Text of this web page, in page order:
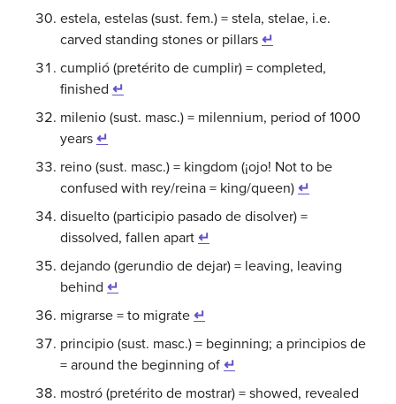
estela, estelas (sust. fem.) = stela, stelae, i.e.
carved standing stones or pillars ↵
cumplió (pretérito de cumplir) = completed,
finished ↵
milenio (sust. masc.) = milennium, period of 1000
years ↵
reino (sust. masc.) = kingdom (¡ojo! Not to be
confused with rey/reina = king/queen) ↵
disuelto (participio pasado de disolver) =
dissolved, fallen apart ↵
dejando (gerundio de dejar) = leaving, leaving
behind ↵
migrarse = to migrate ↵
principio (sust. masc.) = beginning; a principios de
= around the beginning of ↵
mostró (pretérito de mostrar) = showed, revealed